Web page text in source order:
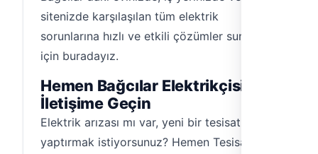
sitenizde karşılaşılan tüm elektrik
sorunlarına hızlı ve etkili çözümler sunmak
için buradayız.
Hemen Bağcılar Elektrikçisiyle
İletişime Geçin
Elektrik arızası mı var, yeni bir tesisat mı
yaptırmak istiyorsunuz? Hemen Tesisat ile